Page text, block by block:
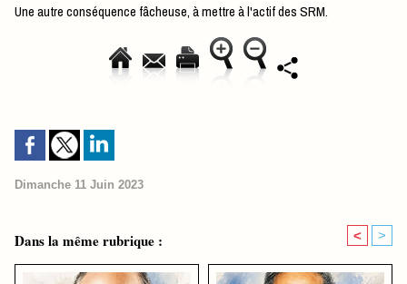
Une autre conséquence fâcheuse, à mettre à l'actif des SRM.
Dimanche 11 Juin 2023
Dans la même rubrique : < >